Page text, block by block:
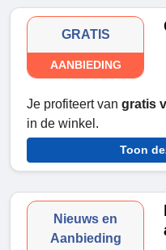
GRATIS
AANBIEDING
Je profiteert van gratis
in de winkel.
Toon
Nieuws en
Aanbieding